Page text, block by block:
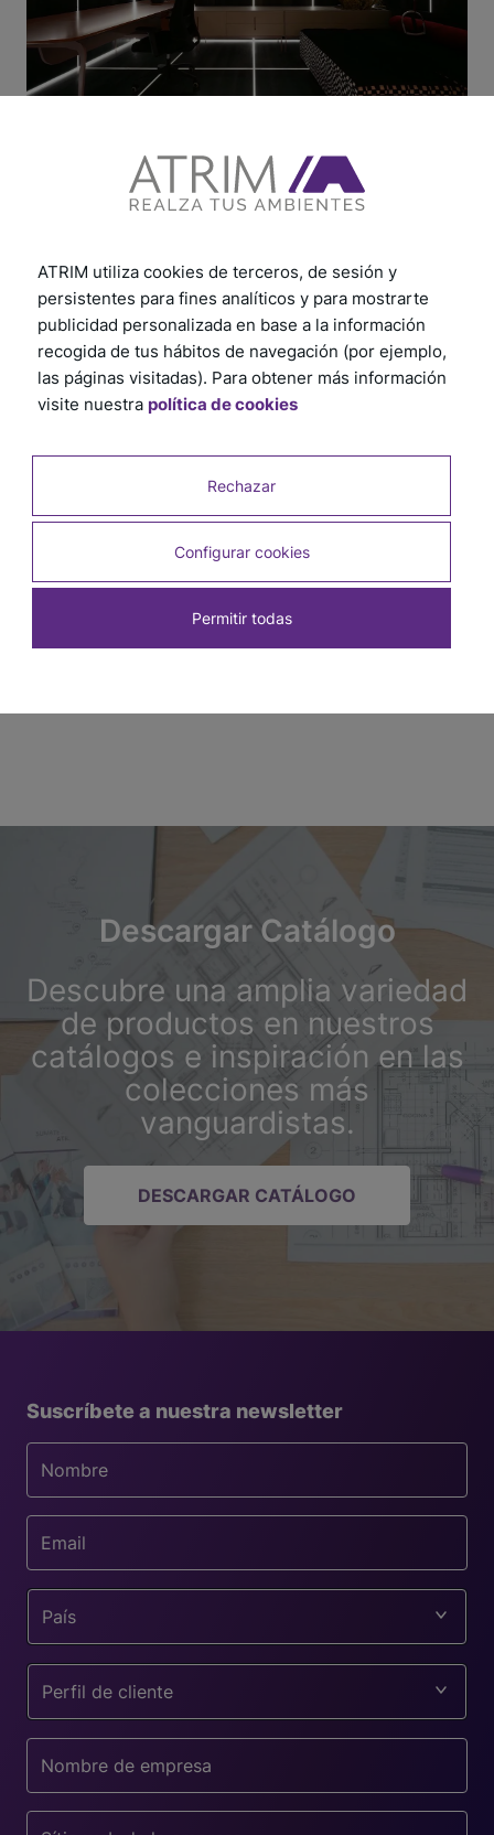
Tira LED 12 V 80 W Blanco 8 mm x 5 m
Descargar Catálogo
Descubre una amplia variedad
de productos en nuestros
catálogos e inspiración en las
colecciones más
vanguardistas.
DESCARGAR CATÁLOGO
Suscríbete a nuestra newsletter
País
Perfil de cliente
ATRIM utiliza cookies de terceros, de sesión y
persistentes para fines analíticos y para mostrarte
publicidad personalizada en base a la información
recogida de tus hábitos de navegación (por ejemplo,
las páginas visitadas). Para obtener más información
visite nuestra política de cookies
Rechazar
Configurar cookies
Permitir todas